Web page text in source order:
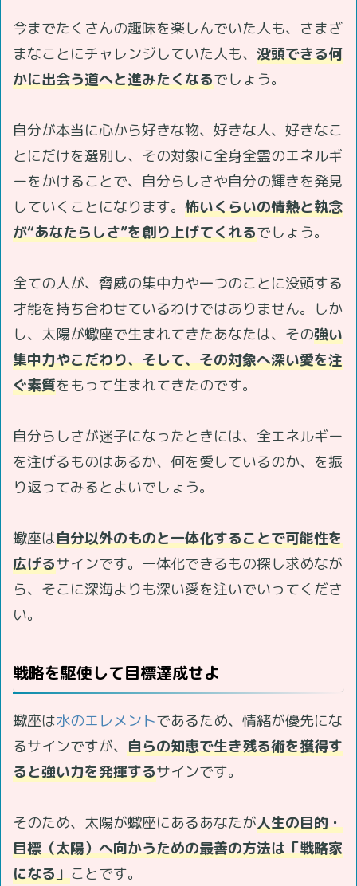
今までたくさんの趣味を楽しんでいた人も、さまざ
まなことにチャレンジしていた人も、 没頭できる何
かに出会う道へと進みたくなるでしょう。
自分が本当に心から好きな物、好きな人、好きなこ
とにだけを選別し、その対象に全身全霊のエネルギ
ーをかけることで、自分らしさや自分の輝きを発見
していくことになります。 怖いくらいの情熱と執念
が“あなたらしさ”を創り上げてくれるでしょう。
全ての人が、脅威の集中力や一つのことに没頭する
才能を持ち合わせているわけではありません。しか
し、太陽が蠍座で生まれてきたあなたは、その強い
集中力やこだわり、そして、その対象へ深い愛を注
ぐ素質をもって生まれてきたのです。
自分らしさが迷子になったときには、全エネルギー
を注げるものはあるか、何を愛しているのか、を振
り返ってみるとよいでしょう。
蠍座は自分以外のものと一体化することで可能性を
広げるサインです。一体化できるもの探し求めなが
ら、そこに深海よりも深い愛を注いでいってくださ
い。
戦略を駆使して目標達成せよ
蠍座は水のエレメントであるため、情緒が優先にな
るサインですが、 自らの知恵で生き残る術を獲得す
ると強い力を発揮するサインです。
そのため、太陽が蠍座にあるあなたが人生の目的・
目標（太陽）へ向かうための最善の方法は「戦略家
になる」ことです。